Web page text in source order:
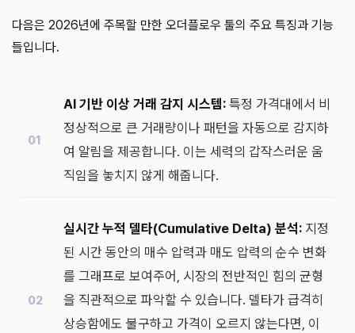
다음은 2026년에 주목할 만한 오더플로우 툴의 주요 특징과 기능
들입니다.
AI 기반 이상 거래 감지 시스템: 특정 가격대에서 비
정상적으로 큰 거래량이나 패턴을 자동으로 감지하
여 알림을 제공합니다. 이는 세력의 갑작스러운 움
직임을 놓치지 않게 해줍니다.
실시간 누적 델타(Cumulative Delta) 분석: 지정
된 시간 동안의 매수 압력과 매도 압력의 순수 변화
를 그래프로 보여주어, 시장의 전반적인 힘의 균형
을 직관적으로 파악할 수 있습니다. 델타가 급격히
상승함에도 불구하고 가격이 오르지 않는다면, 이